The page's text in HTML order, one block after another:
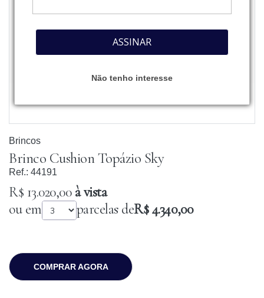
ASSINAR
Não tenho interesse
Brincos
Brinco Cushion Topázio Sky
Ref.: 44191
R$ 13.020,00à vista
ou em
parcelas deR$ 4.340,00
COMPRAR AGORA